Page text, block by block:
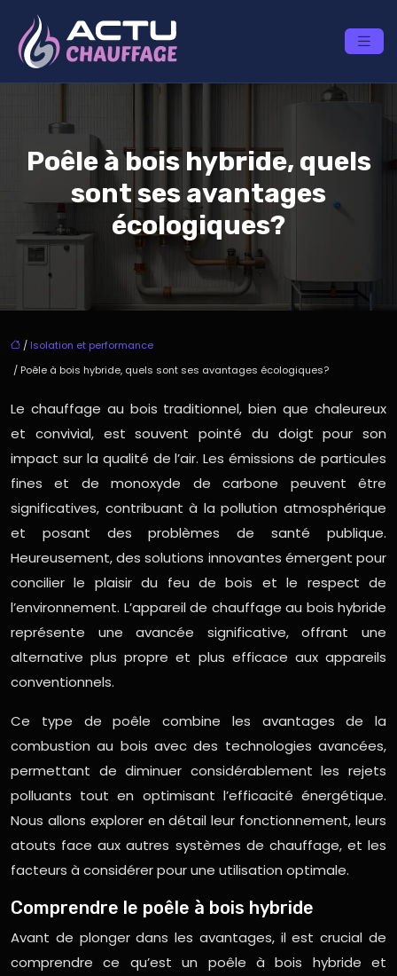
Poêle à bois hybride, quels
sont ses avantages
écologiques?
/ Isolation et performance
/ Poêle à bois hybride, quels sont ses avantages écologiques?
Le chauffage au bois traditionnel, bien que chaleureux
et convivial, est souvent pointé du doigt pour son
impact sur la qualité de l’air. Les émissions de particules
fines et de monoxyde de carbone peuvent être
significatives, contribuant à la pollution atmosphérique
et posant des problèmes de santé publique.
Heureusement, des solutions innovantes émergent pour
concilier le plaisir du feu de bois et le respect de
l’environnement. L’appareil de chauffage au bois hybride
représente une avancée significative, offrant une
alternative plus propre et plus efficace aux appareils
conventionnels.
Ce type de poêle combine les avantages de la
combustion au bois avec des technologies avancées,
permettant de diminuer considérablement les rejets
polluants tout en optimisant l’efficacité énergétique.
Nous allons explorer en détail leur fonctionnement, leurs
atouts face aux autres systèmes de chauffage, et les
facteurs à considérer pour une utilisation optimale.
Comprendre le poêle à bois hybride
Avant de plonger dans les avantages, il est crucial de
comprendre ce qu’est un poêle à bois hybride et